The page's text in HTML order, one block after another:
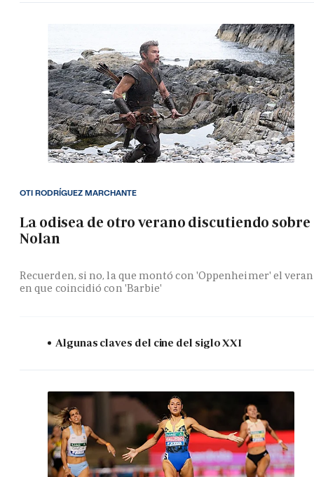
La odisea de otro verano discutiendo sobre
Nolan
Recuerden, si no, la que montó con 'Oppenheimer' el
en que coincidió con 'Barbie'
OTI RODRÍGUEZ MARCHANTE
Algunas claves del cine del siglo XXI